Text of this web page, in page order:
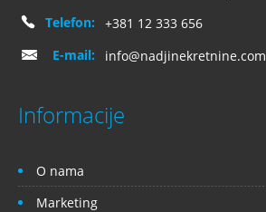
Telefon:
+381 12 333 656
E-mail:
info@nadjinekretnine.com
Informacije
O nama
Marketing